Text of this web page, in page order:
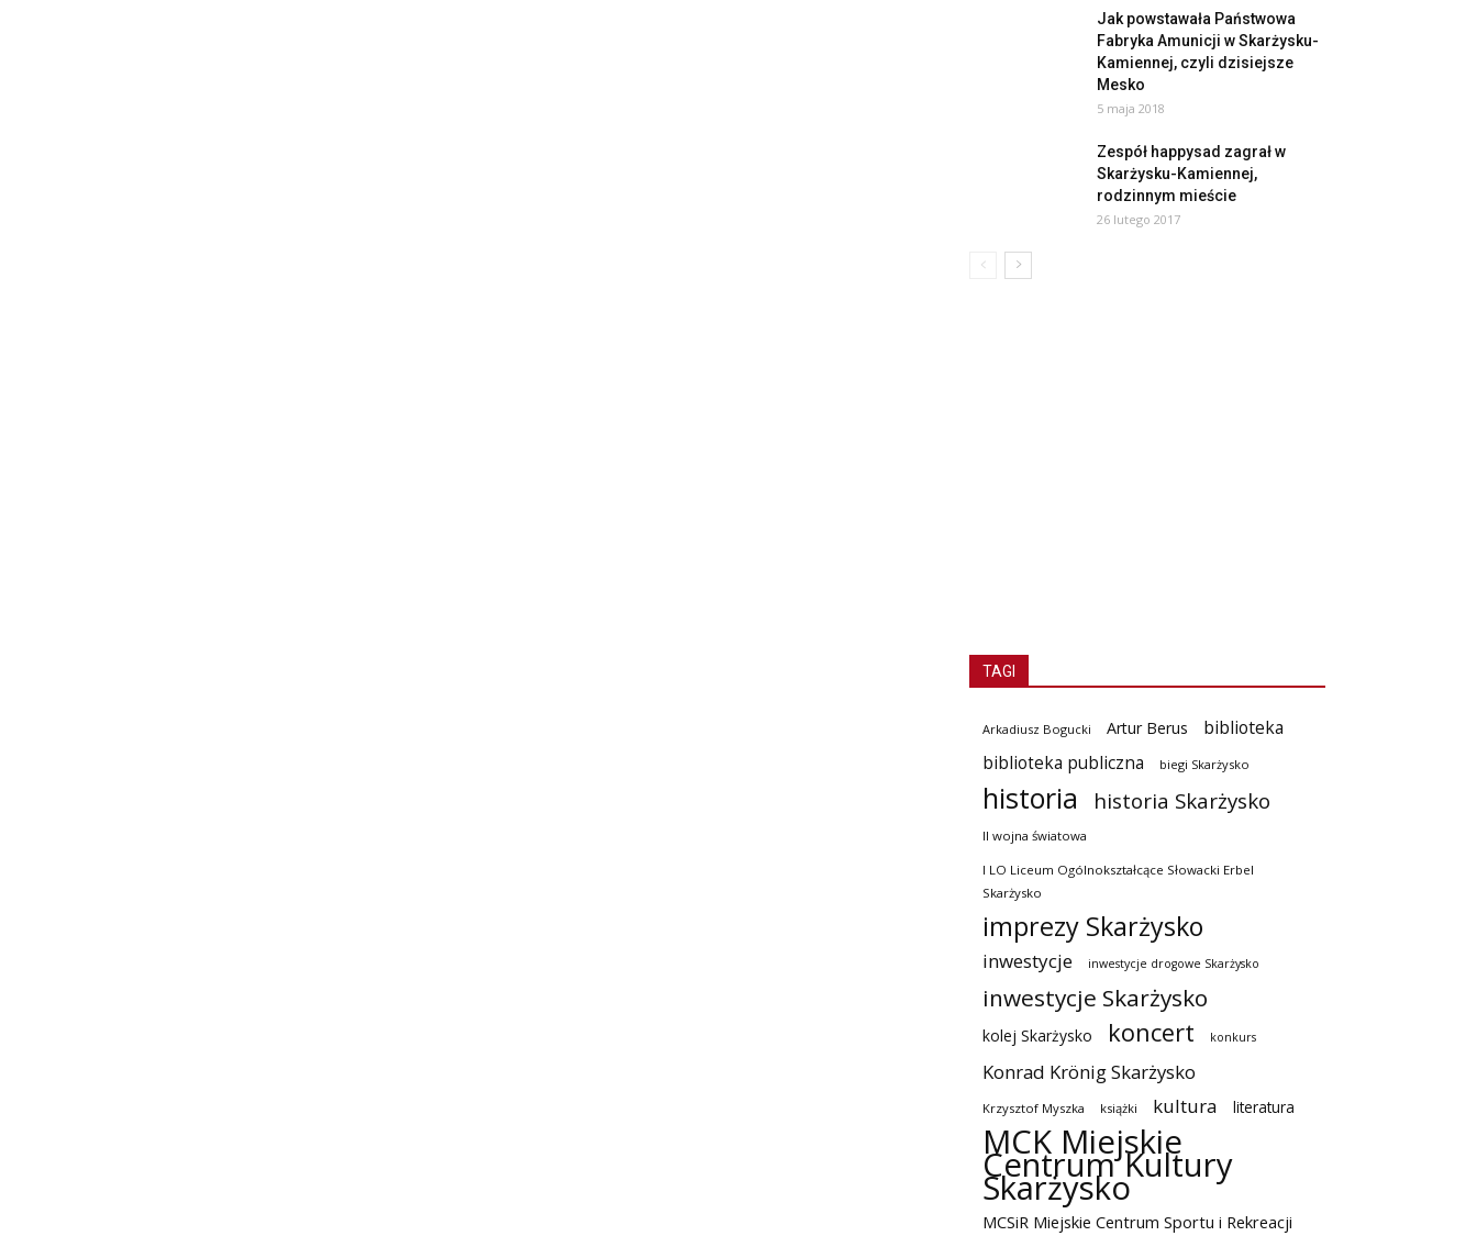
Jak powstawała Państwowa
Fabryka Amunicji w Skarżysku-
Kamiennej, czyli dzisiejsze
Mesko
5 maja 2018
Zespół happysad zagrał w
Skarżysku-Kamiennej,
rodzinnym mieście
26 lutego 2017
TAGI
Arkadiusz Bogucki Artur Berus
biblioteka
biblioteka publiczna
biegi Skarżysko
historia historia Skarżysko
II wojna światowa
I LO Liceum Ogólnokształcące Słowacki Erbel
Skarżysko
imprezy Skarżysko
inwestycje inwestycje drogowe Skarżysko
inwestycje Skarżysko
kolej Skarżysko koncert konkurs
Konrad Krönig Skarżysko
Krzysztof Myszka książki kultura literatura
MCK Miejskie
Centrum Kultury
Skarżysko
MCSiR Miejskie Centrum Sportu i Rekreacji